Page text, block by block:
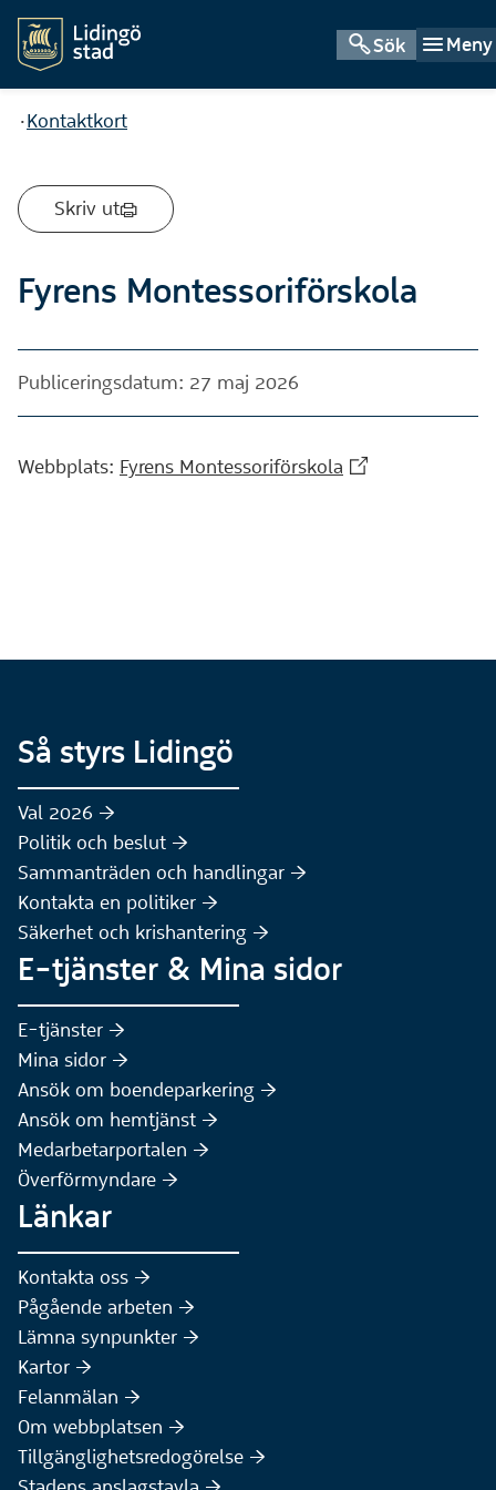
Sök Meny
Du är här:
Kontaktkort
Skriv ut
Fyrens Montessoriförskola
Publiceringsdatum: 27 maj 2026
Webbplats: Fyrens Montessoriförskola (Extern
Så styrs Lidingö
Val 2026 :höger:
Politik och beslut :höger:
Sammanträden och handlingar :höger:
Kontakta en politiker :höger:
Säkerhet och krishantering :höger:
E-tjänster & Mina sidor
E-tjänster :höger:
Mina sidor :höger:
Ansök om boendeparkering :höger:
Ansök om hemtjänst :höger:
Medarbetarportalen :höger:
Överförmyndare :höger:
Länkar
Kontakta oss :höger:
Pågående arbeten :höger:
Lämna synpunkter :höger:
Kartor :höger:
Felanmälan :höger:
Om webbplatsen :höger:
Tillgänglighetsredogörelse :höger: